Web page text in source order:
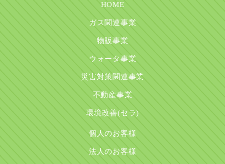
HOME
ガス関連事業
物販事業
ウォータ事業
災害対策関連事業
不動産事業
環境改善(セラ)
個人のお客様
法人のお客様